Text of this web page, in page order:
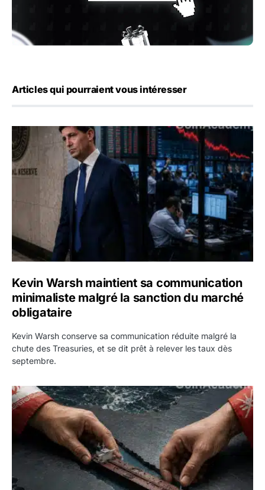
Articles qui pourraient vous intéresser
Kevin Warsh maintient sa communication minimaliste
Kevin Warsh maintient sa communication
minimaliste malgré la sanction du marché
obligataire
Kevin Warsh conserve sa communication réduite malgré la
chute des Treasuries, et se dit prêt à relever les taux dès
septembre.
Ormuz : l’Iran annonce un accord avec Oman sur une